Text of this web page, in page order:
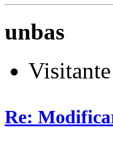
unbas
Visitante
Re: